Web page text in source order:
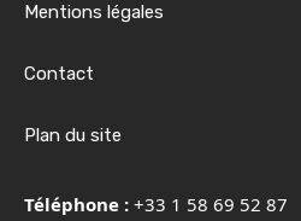
Mentions légales
Contact
Plan du site
Téléphone : +33 1 58 69 52 87